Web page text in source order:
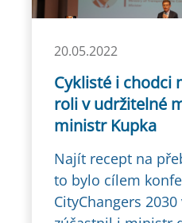
20.05.2022
Cyklisté i chodci
roli v udržitelné
ministr Kupka
Najít recept na
to bylo cílem
CityChangers